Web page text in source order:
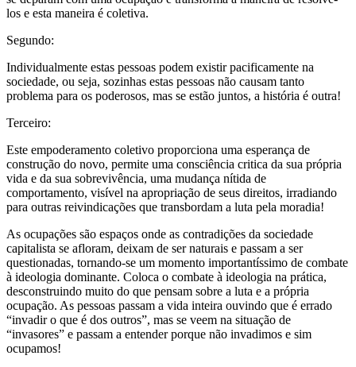
los e esta maneira é coletiva.
Segundo:
Individualmente estas pessoas podem existir pacificamente na
sociedade, ou seja, sozinhas estas pessoas não causam tanto
problema para os poderosos, mas se estão juntos, a história é outra!
Terceiro:
Este empoderamento coletivo proporciona uma esperança de
construção do novo, permite uma consciência critica da sua própria
vida e da sua sobrevivência, uma mudança nítida de
comportamento, visível na apropriação de seus direitos, irradiando
para outras reivindicações que transbordam a luta pela moradia!
As ocupações são espaços onde as contradições da sociedade
capitalista se afloram, deixam de ser naturais e passam a ser
questionadas, tornando-se um momento importantíssimo de combate
à ideologia dominante. Coloca o combate à ideologia na prática,
desconstruindo muito do que pensam sobre a luta e a própria
ocupação. As pessoas passam a vida inteira ouvindo que é errado
“invadir o que é dos outros”, mas se veem na situação de
“invasores” e passam a entender porque não invadimos e sim
ocupamos!